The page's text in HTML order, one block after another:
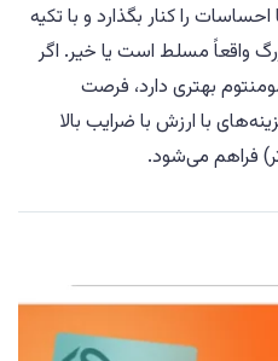
را کنار بگذارد و با تکیه
واقعاً مسلط است یا خیر. اگر
بهتری دارد، فرصت
با ارزش با ضرایب بالا
فراهم می‌شود.